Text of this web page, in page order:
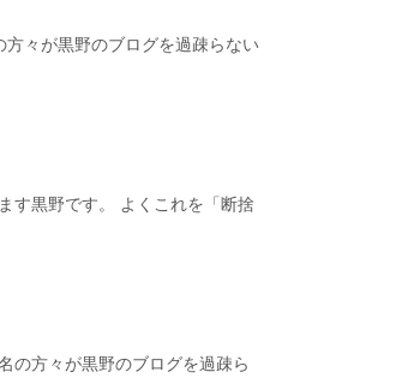
々が黒野のブログを過疎らない
す黒野です。 よくこれを「断捨
の方々が黒野のブログを過疎ら